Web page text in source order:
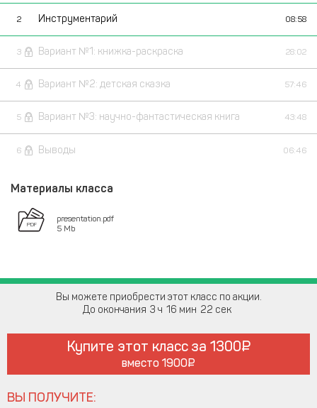
2 Инструментарий 08:58
3 Вариант №1: книжка-раскраска 28:02
4 Вариант №2: детская сказка 57:46
5 Вариант №3: научно-фантастическая книга 43:48
6 Выводы 06:46
Материалы класса
presentation.pdf
5 Mb
Вы можете приобрести этот класс по акции.
До окончания 3 16 21
Купите этот класс за 1300
вместо 1900
ВЫ ПОЛУЧИТЕ: